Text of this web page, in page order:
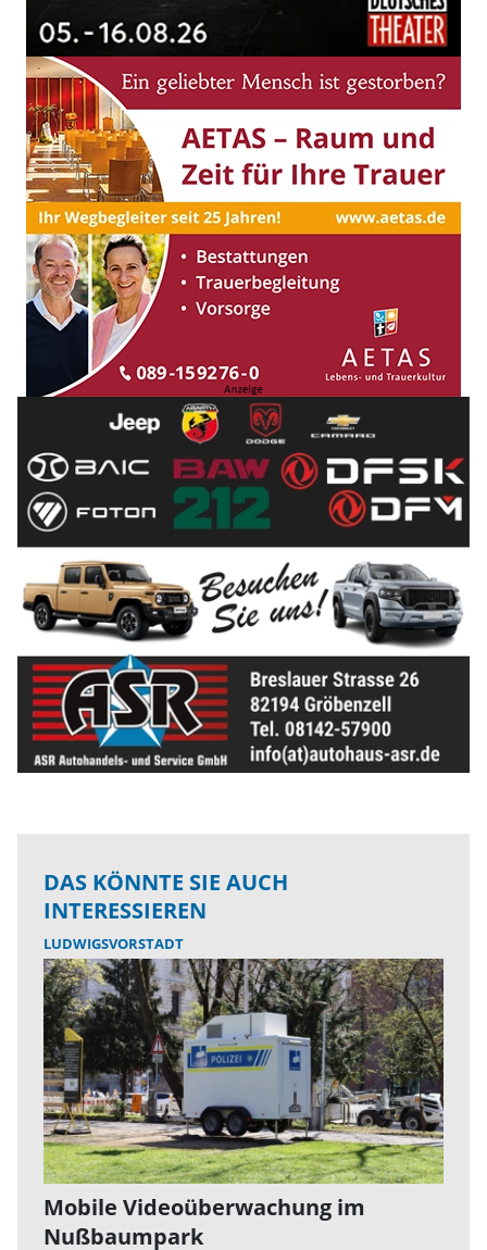
DAS KÖNNTE SIE AUCH
INTERESSIEREN
LUDWIGSVORSTADT
Mobile Videoüberwachung im
Nußbaumpark